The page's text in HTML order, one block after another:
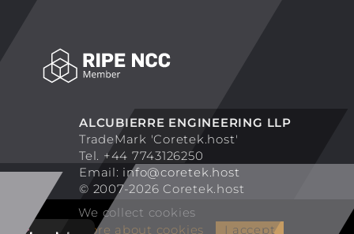
ALCUBIERRE ENGINEERING LLP
TradeMark 'Coretek.host'
Tel. +44 7743126250
Email: info@coretek.host
© 2007-2026 Coretek.host
We collect cookies
More about cookies
I accept